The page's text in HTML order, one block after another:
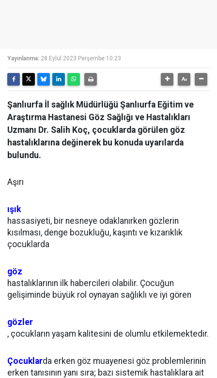
Yayınlanma: 28 Eylül 2023 Perşembe 10:23
Şanlıurfa İl sağlık Müdürlüğü Şanlıurfa Eğitim ve
Araştırma Hastanesi Göz Sağlığı ve Hastalıkları
Uzmanı Dr. Salih Koç, çocuklarda görülen göz
hastalıklarına değinerek bu konuda uyarılarda
bulundu.
Aşırı
ışık
hassasiyeti, bir nesneye odaklanırken gözlerin
kısılması, denge bozukluğu, kaşıntı ve kızarıklık
çocuklarda
göz
hastalıklarının ilk habercileri olabilir. Çocuğun
gelişiminde büyük rol oynayan sağlıklı ve iyi gören
gözler
, çocukların yaşam kalitesini de olumlu etkilemektedir.
Çocuklarda erken göz muayenesi göz problemlerinin
erken tanısının yanı sıra; bazı sistemik hastalıklara ait